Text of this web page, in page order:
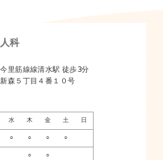
科
里筋線線清水駅 徒歩3分
森５丁目４番１０号
水 木 金 土 日
○ ○ ○ ○
○ ○